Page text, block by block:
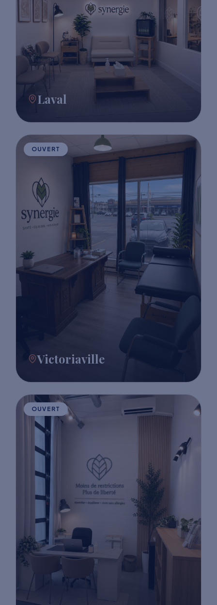
Laval
OUVERT
Victoriaville
OUVERT